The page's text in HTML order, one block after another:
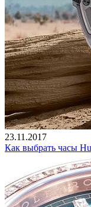
23.11.2017
Как выбрать часы